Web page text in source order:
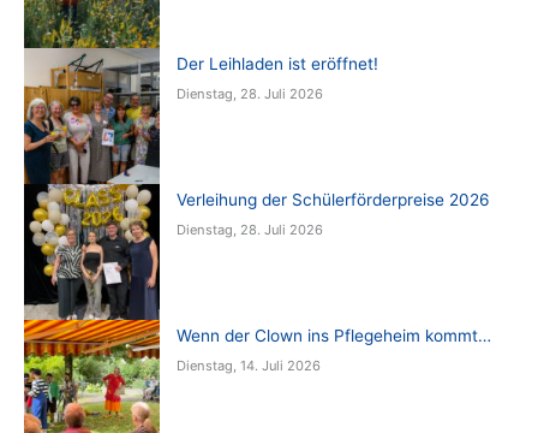
Der Leihladen ist eröffnet!
Dienstag, 28. Juli 2026
Verleihung der Schülerförderpreise 2026
Dienstag, 28. Juli 2026
Wenn der Clown ins Pflegeheim kommt…
Dienstag, 14. Juli 2026